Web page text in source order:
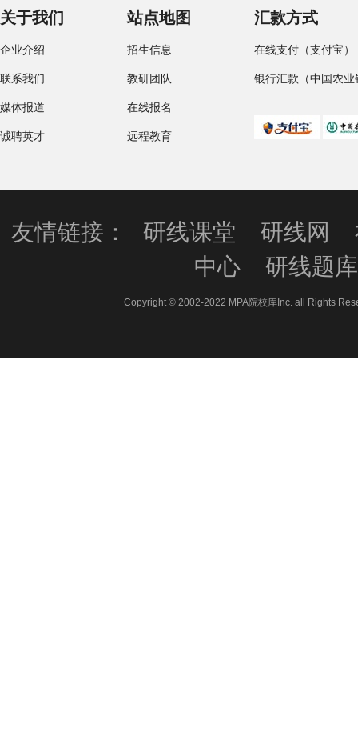
关于我们
企业介绍
联系我们
媒体报道
诚聘英才
站点地图
招生信息
教研团队
在线报名
远程教育
汇款方式
在线支付（支付宝）
银行汇款（中国农业
友情链接： 研线课堂 研线网
中心
研线题库
Copyright © 2002-2022 MPA院校库Inc. all Rights